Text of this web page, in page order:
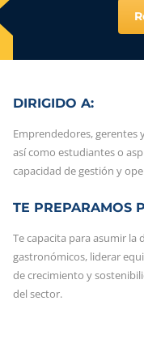
DIRIGIDO A:
Emprendedores, gerentes
así como estudiantes o
capacidad de gestión y
TE PREPARAMOS
Te capacita para asumir la
gastronómicos, liderar
de crecimiento y
del sector.